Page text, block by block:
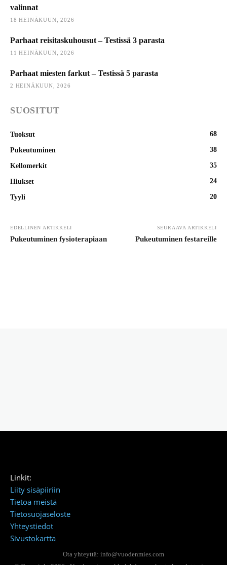
valinnat
18 HEINÄKUUN, 2026
Parhaat reisitaskuhousut – Testissä 3 parasta
11 HEINÄKUUN, 2026
Parhaat miesten farkut – Testissä 5 parasta
2 HEINÄKUUN, 2026
SUOSITUT
Tuoksut 68
Pukeutuminen 38
Kellomerkit 35
Hiukset 24
Tyyli 20
EDELLINEN ARTIKKELI
Pukeutuminen fysioterapiaan
SEURAAVA ARTIKKELI
Pukeutuminen festareille
Linkit:
Liity sisäpiiriin
Tietoa meistä
Tietosuojaseloste
Yhteystiedot
Sivustokartta
Ota yhteyttä: info@vuodenmies.com